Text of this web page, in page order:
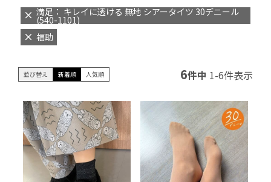
満足： キレイに透ける 無地 シアータイツ 30デニール
(540-1101)
福助
並び替え 新着順 人気順 6件中 1-6件表示